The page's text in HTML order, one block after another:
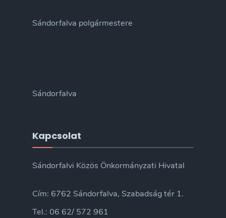
Sándorfalva polgármestere
Sándorfalva
Kapcsolat
Sándorfalvi Közös Önkormányzati Hivatal
Cím: 6762 Sándorfalva, Szabadság tér 1.
Tel.: 06 62/ 572 961